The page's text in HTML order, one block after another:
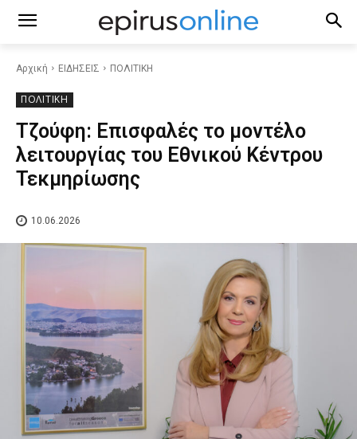
Αρχική ΕΙΔΗΣΕΙΣ ΠΟΛΙΤΙΚΗ
ΠΟΛΙΤΙΚΗ
Τζούφη: Επισφαλές το μοντέλο
λειτουργίας του Εθνικού Κέντρου
Τεκμηρίωσης
10.06.2026